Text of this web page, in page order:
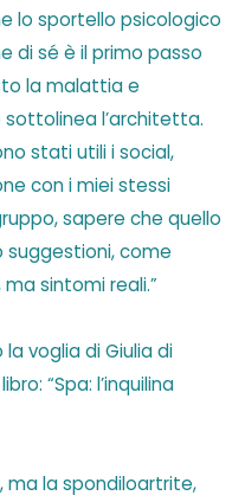
lo sportello psicologico
di sé è il primo passo
la malattia e
l’architetta.
stati utili i social,
con i miei stessi
sapere che quello
suggestioni, come
sintomi reali.”
voglia di Giulia di
“Spa: l’inquilina
ma la spondiloartrite,